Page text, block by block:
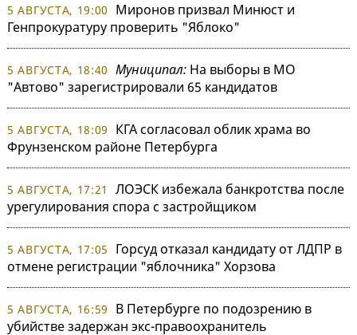
5 АВГУСТА, 19:00
Миронов призвал Минюст и
Генпрокуратуру проверить "Яблоко"
5 АВГУСТА, 18:40 Муниципал: На выборы в МО
"Автово" зарегистрировали 65 кандидатов
5 АВГУСТА, 18:09
КГА согласовал облик храма во
Фрунзенском районе Петербурга
5 АВГУСТА, 17:21
ЛОЭСК избежала банкротства после
урегулирования спора с застройщиком
5 АВГУСТА, 17:05
Горсуд отказал кандидату от ЛДПР в
отмене регистрации "яблочника" Хорзова
5 АВГУСТА, 16:59
В Петербурге по подозрению в
убийстве задержан экс-правоохранитель